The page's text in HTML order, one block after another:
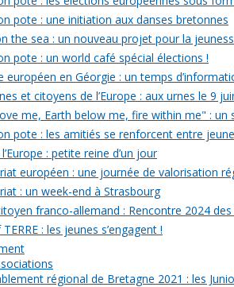
pote : une initiation aux danses bretonnes
the sea : un nouveau projet pour la
pote : un world café spécial élections !
européen en Géorgie : un temps
et citoyens de l’Europe : aux urnes le 9
me, Earth below me, fire within me" : un
pote : les amitiés se renforcent entre
: petite reine d’un jour
européen : une journée de valorisation
: un week-end à Strasbourg
franco-allemand : Rencontre 2024
: les jeunes s’engagent !
régional de Bretagne 2021 : les